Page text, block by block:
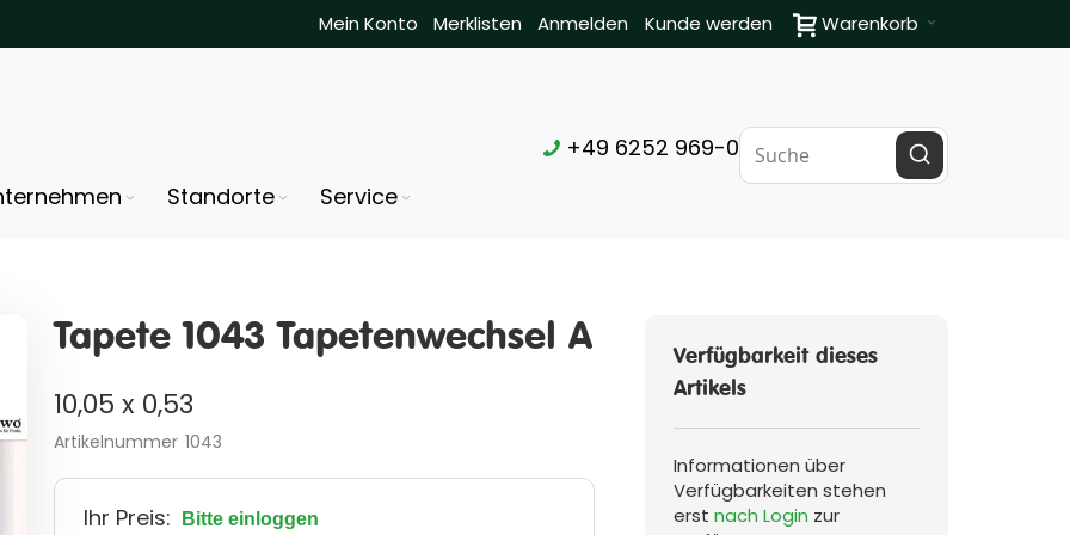
Warenkorb
Kunde werden
Mein Konto Merklisten Anmelden
Standorte Service
+49 6252 969-0
Tapete 1043 Tapetenwechsel A
10,05 x 0,53
Artikelnummer 1043
Ihr Preis: Bitte einloggen
Verfügbarkeit dieses
Artikels
Informationen über
Verfügbarkeiten stehen
erstnach Login zur